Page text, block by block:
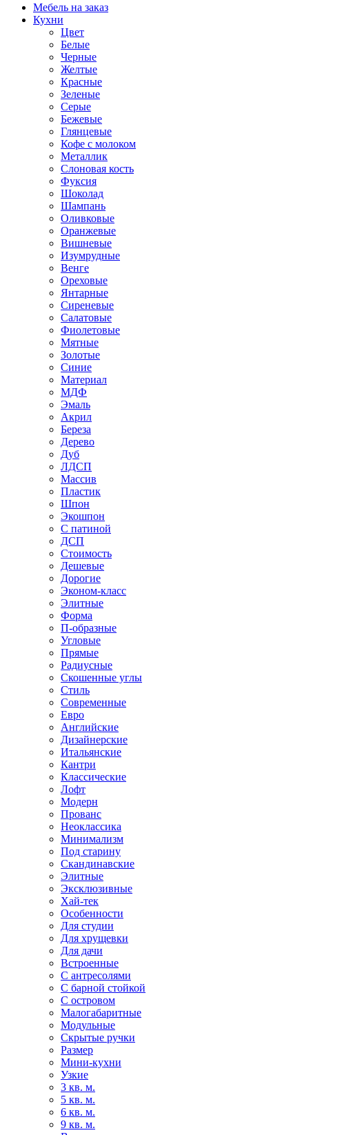
Мебель на заказ
Кухни
Цвет
Белые
Черные
Желтые
Красные
Зеленые
Серые
Бежевые
Глянцевые
Кофе с молоком
Металлик
Слоновая кость
Фуксия
Шоколад
Шампань
Оливковые
Оранжевые
Вишневые
Изумрудные
Венге
Ореховые
Янтарные
Сиреневые
Салатовые
Фиолетовые
Мятные
Золотые
Синие
Материал
МДФ
Эмаль
Акрил
Береза
Дерево
Дуб
ЛДСП
Массив
Пластик
Шпон
Экошпон
С патиной
ДСП
Стоимость
Дешевые
Дорогие
Эконом-класс
Элитные
Форма
П-образные
Угловые
Прямые
Радиусные
Скошенные углы
Стиль
Современные
Евро
Английские
Дизайнерские
Итальянские
Кантри
Классические
Лофт
Модерн
Прованс
Неоклассика
Минимализм
Под старину
Скандинавские
Элитные
Эксклюзивные
Хай-тек
Особенности
Для студии
Для хрущевки
Для дачи
Встроенные
С антресолями
С барной стойкой
С островом
Малогабаритные
Модульные
Скрытые ручки
Размер
Мини-кухни
Узкие
3 кв. м.
5 кв. м.
6 кв. м.
9 кв. м.